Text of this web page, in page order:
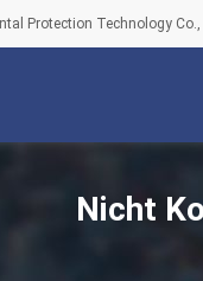
Protection Technology Co.,
Nicht